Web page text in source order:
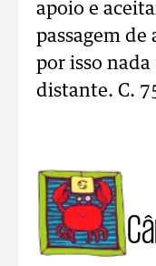
apoio e
passagem
por isso nada
distante. C.